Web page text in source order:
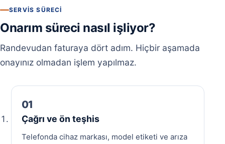
SERVIS SÜRECI
Onarım süreci nasıl işliyor?
Randevudan faturaya dört adım. Hiçbir aşamada
onayınız olmadan işlem yapılmaz.
Çağrı ve ön teşhis
Telefonda cihaz markası, model etiketi ve arıza